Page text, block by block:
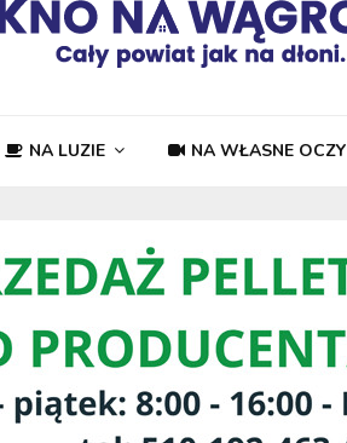
NA LUZIE NA WŁASNE OCZY